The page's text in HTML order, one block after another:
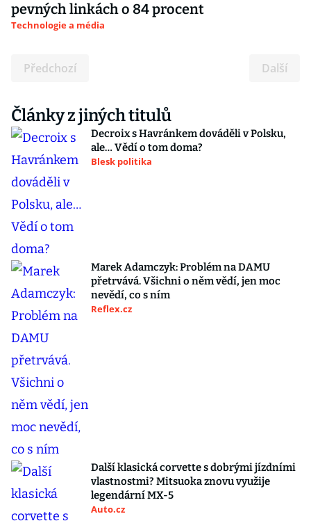
pevných linkách o 84 procent
Technologie a média
Předchozí Další
Články z jiných titulů
Decroix s Havránkem dováděli v Polsku,
ale… Vědí o tom doma?
Blesk politika
Marek Adamczyk: Problém na DAMU
přetrvává. Všichni o něm vědí, jen moc
nevědí, co s ním
Reflex.cz
Další klasická corvette s dobrými jízdními
vlastnostmi? Mitsuoka znovu využije
legendární MX-5
Auto.cz